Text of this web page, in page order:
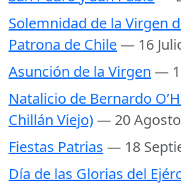
Solemnidad de la Virgen
Patrona de Chile— 16
Asunción de la Virgen —
Natalicio de Bernardo
Chillán Viejo)— 20 Agosto
Fiestas Patrias — 18
Día de las Glorias del